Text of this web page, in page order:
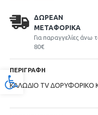
Προσβασιμότητα
ΔΩΡΕΆΝ
ΜΕΤΑΦΟΡΙΚΆ
Για παραγγελίες άνω
80€
ΠΕΡΙΓΡΑΦΉ
ΚΑΛΩΔΙΟ TV ΔΟΡΥΦΟΡΙΚΟ